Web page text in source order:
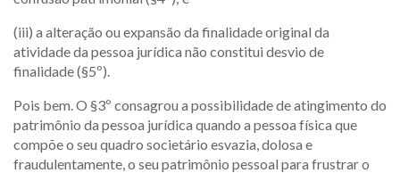
(iii) a alteração ou expansão da finalidade original da
atividade da pessoa jurídica não constitui desvio de
finalidade (§5º).
Pois bem. O §3º consagrou a possibilidade de atingimento do
patrimônio da pessoa jurídica quando a pessoa física que
compõe o seu quadro societário esvazia, dolosa e
fraudulentamente, o seu patrimônio pessoal para frustrar o